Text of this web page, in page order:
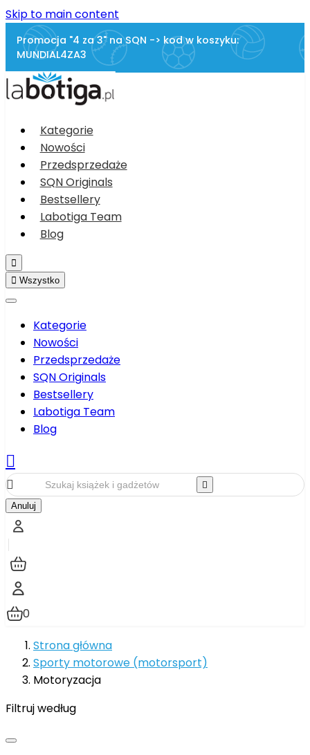
Skip to main content
Promocja "4 za 3" na SQN -> kod w koszyku:
MUNDIAL4ZA3
Kategorie
Nowości
Przedsprzedaże
SQN Originals
Bestsellery
Labotiga Team
Blog

 Wszystko
Kategorie
Nowości
Przedsprzedaże
SQN Originals
Bestsellery
Labotiga Team
Blog



Anuluj
0
Strona główna
Sporty motorowe (motorsport)
Motoryzacja
Filtruj według